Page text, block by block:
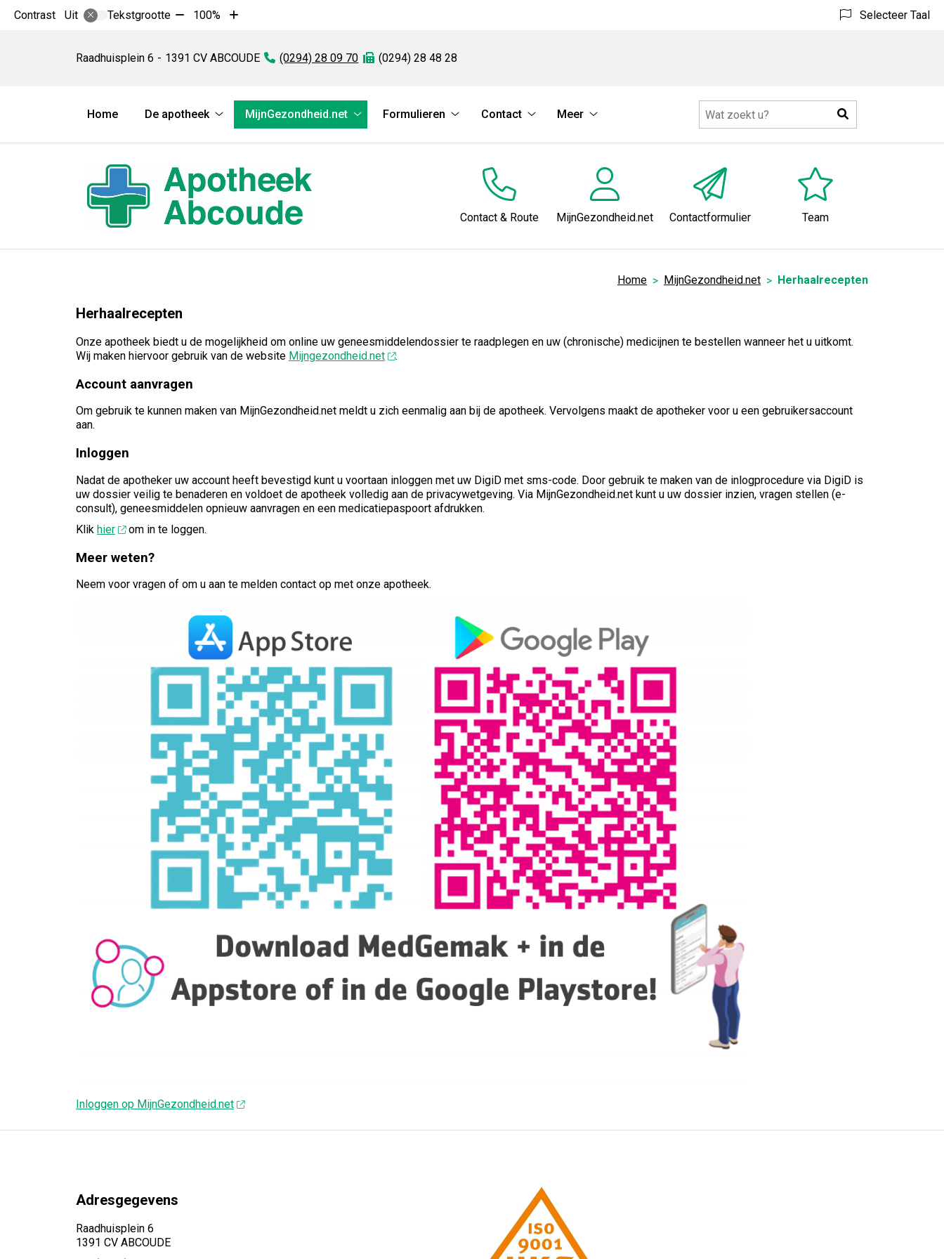
Contrast Uit Tekstgrootte Tekst
10%
100%
Tekst
10%
Selecteer Taal
Raadhuisplein 6 1391 CV ABCOUDE Tel:
(0294) 28 09 70 Fax:
(0294) 28 48 28
Hoofdmenu
Home
De apotheek
apotheek
submenu
MijnGezondheid.net
MijnGezondheid.net
submenu
Formulieren
submenu
Contact
submenu
Meer
submenu
Zoeken
Contact & Route MijnGezondheid.net Contactformulier Team
Home MijnGezondheid.net Herhaalrecepten
Herhaalrecepten
Onze apotheek biedt u de mogelijkheid om online uw geneesmiddelendossier te raadplegen en uw (chronische) medicijnen te bestellen wanneer het u uitkomt.
Wij maken hiervoor gebruik van de website Mijngezondheid.net .
Account aanvragen
Om gebruik te kunnen maken van MijnGezondheid.net meldt u zich eenmalig aan bij de apotheek. Vervolgens maakt de apotheker voor u een gebruikersaccount
aan.
Inloggen
Nadat de apotheker uw account heeft bevestigd kunt u voortaan inloggen met uw DigiD met sms-code. Door gebruik te maken van de inlogprocedure via DigiD is
uw dossier veilig te benaderen en voldoet de apotheek volledig aan de privacywetgeving. Via MijnGezondheid.net kunt u uw dossier inzien, vragen stellen (e-
consult), geneesmiddelen opnieuw aanvragen en een medicatiepaspoort afdrukken.
Klik hier om in te loggen.
Meer weten?
Neem voor vragen of om u aan te melden contact op met onze apotheek.
Inloggen op MijnGezondheid.net
Adresgegevens
Raadhuisplein 6
1391 CV ABCOUDE